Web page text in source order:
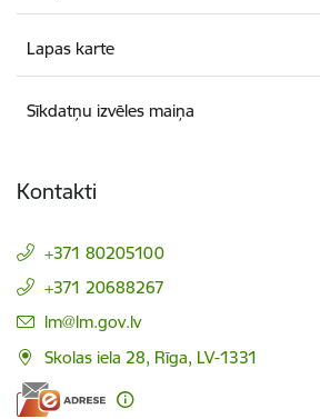
Lapas karte
Sīkdatņu izvēles maiņa
Kontakti
+371 80205100
+371 20688267
E-pasts:
lm@lm.gov.lv
Skolas iela 28, Rīga, LV-1331